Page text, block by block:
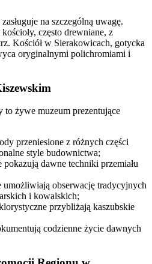
na szczególną uwagę.
często drewniane, z
Kościół w Sierakowicach, gotycka
oryginalnymi polichromiami i
żywe muzeum prezentujące
przeniesione z różnych części
style budownictwa;
dawne techniki przemiału
umożliwiają obserwację tradycyjnych
i kowalskich;
przybliżają kaszubskie
codzienne życie dawnych